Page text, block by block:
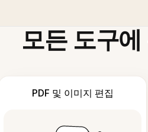
모든 도구
PDF 및 이미지 편집